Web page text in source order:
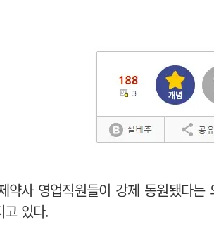
사 영업직원들이 강제 동원됐다는
고 있다.